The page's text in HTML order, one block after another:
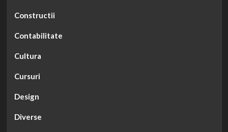
Constructii
Contabilitate
Cultura
Cursuri
Design
Diverse